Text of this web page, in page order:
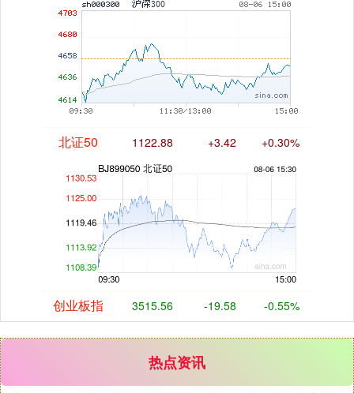
北证50 1122.88 +3.42 +0.30%
创业板指 -0.55%
热点资讯